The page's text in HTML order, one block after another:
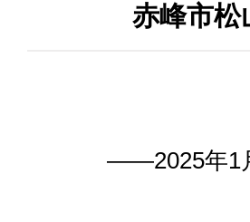
赤峰市松
——2025年1